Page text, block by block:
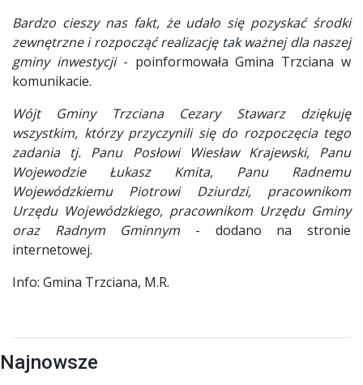
Bardzo cieszy nas fakt, że udało się pozyskać środki
zewnętrzne i rozpocząć realizację tak ważnej dla naszej
gminy inwestycji- poinformowała Gmina Trzciana w
komunikacie.
Wójt Gminy Trzciana Cezary Stawarz dziękuję
wszystkim, którzy przyczynili się do rozpoczęcia tego
zadania tj. Panu Posłowi Wiesław Krajewski, Panu
Wojewodzie Łukasz Kmita, Panu Radnemu
Wojewódzkiemu Piotrowi Dziurdzi, pracownikom
Urzędu Wojewódzkiego, pracownikom Urzędu Gminy
oraz Radnym Gminnym - dodano na stronie
internetowej.
Info: Gmina Trzciana, M.R.
Najnowsze